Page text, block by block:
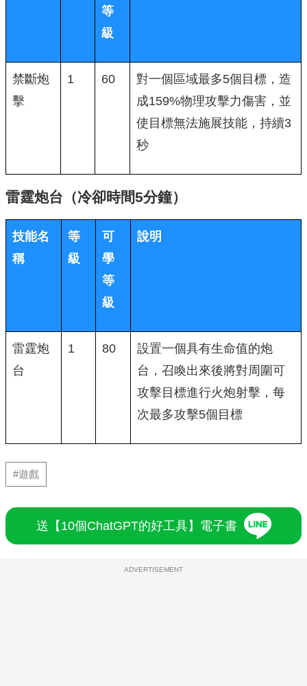
等
級
禁斷炮
擊
1 60
對一個區域最多5個目標，造
成159%物理攻擊力傷害，並
使目標無法施展技能，持續3
秒
雷霆炮台（冷卻時間5分鐘）
技能名
稱
等
級
可
學
等
級
說明
雷霆炮
台
1 80
設置一個具有生命值的炮
台，召喚出來後將對周圍可
攻擊目標進行火炮射擊，每
次最多攻擊5個目標
#遊戲
送【10個ChatGPT的好工具】電子書
ADVERTISEMENT